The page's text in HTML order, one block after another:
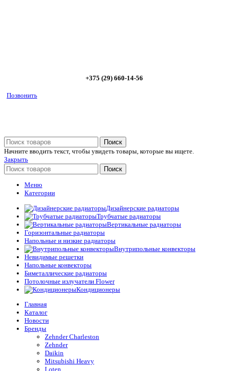
+375 (29) 660-14-56
Позвонить
Поиск
Начните вводить текст, чтобы увидеть товары, которые вы ищете.
Закрыть
Поиск
Меню
Категории
Дизайнерские радиаторы
Трубчатые радиаторы
Вертикальные радиаторы
Горизонтальные радиаторы
Напольные и низкие радиаторы
Внутрипольные конвекторы
Невидимые решетки
Напольные конвекторы
Биметаллические радиаторы
Потолочные излучатели Flower
Кондиционеры
Главная
Каталог
Новости
Бренды
Zehnder Charleston
Zehnder
Daikin
Mitsubishi Heavy
Loten